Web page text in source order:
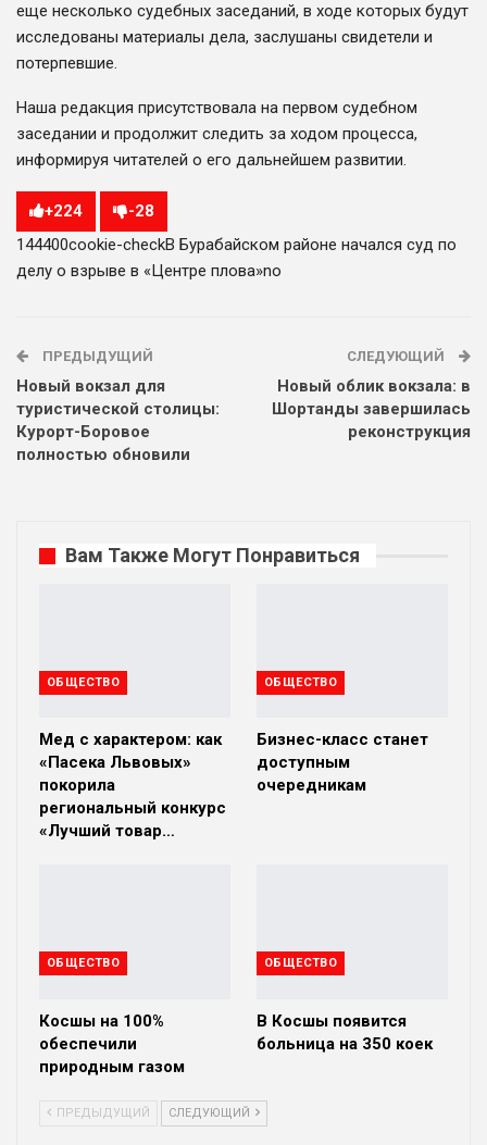
еще несколько судебных заседаний, в ходе которых будут
исследованы материалы дела, заслушаны свидетели и
потерпевшие.
Наша редакция присутствовала на первом судебном
заседании и продолжит следить за ходом процесса,
информируя читателей о его дальнейшем развитии.
+224 -28
144400cookie-checkВ Бурабайском районе начался суд по
делу о взрыве в «Центре плова»no
ПРЕДЫДУЩИЙ
Новый вокзал для
туристической столицы:
Курорт-Боровое
полностью обновили
СЛЕДУЮЩИЙ
Новый облик вокзала: в
Шортанды завершилась
реконструкция
Вам Также Могут Понравиться
ОБЩЕСТВО
Мед с характером: как
«Пасека Львовых»
покорила
региональный конкурс
«Лучший товар…
ОБЩЕСТВО
Бизнес-класс станет
доступным
очередникам
ОБЩЕСТВО
Косшы на 100%
обеспечили
природным газом
ОБЩЕСТВО
В Косшы появится
больница на 350 коек
ПРЕДЫДУЩИЙ СЛЕДУЮЩИЙ